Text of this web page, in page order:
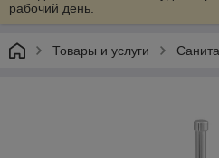
рабочий день.
Товары и услуги